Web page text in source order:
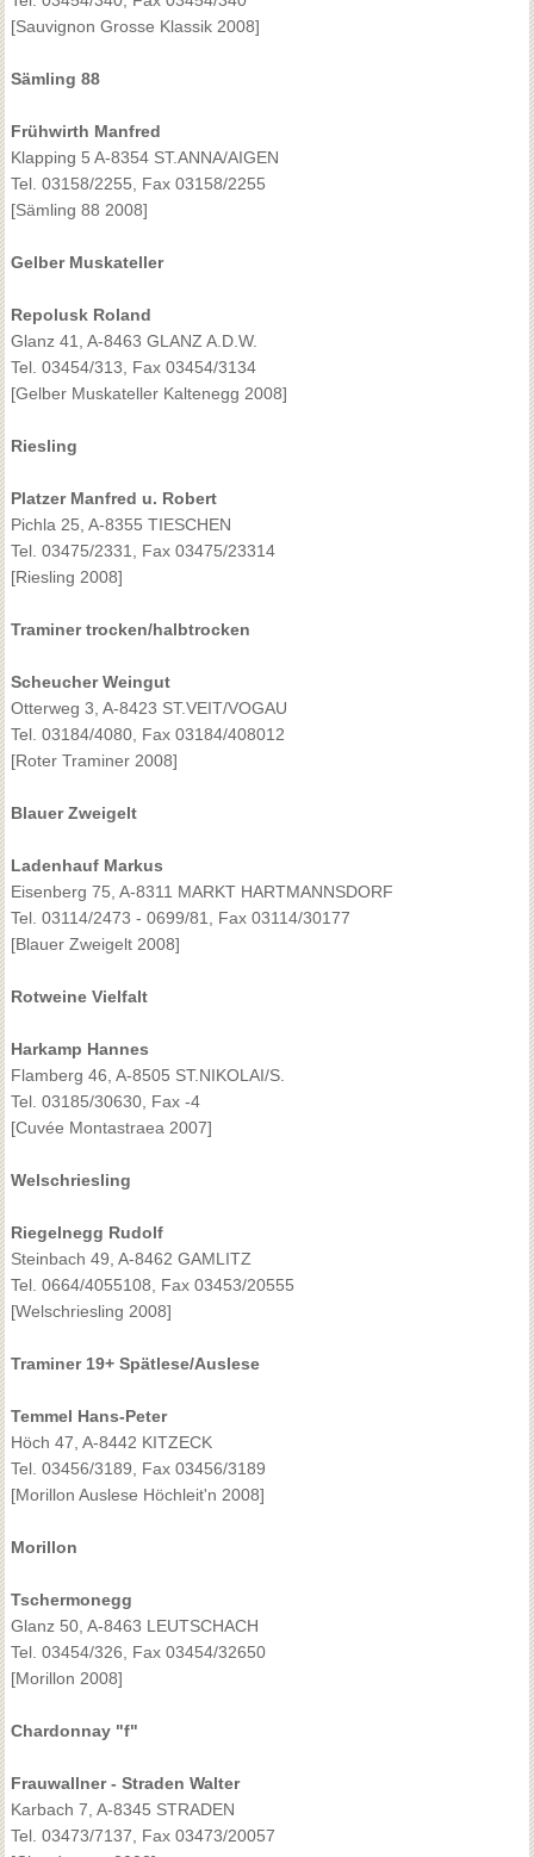
[Sauvignon Grosse Klassik 2008]
Sämling 88
Frühwirth Manfred
Klapping 5 A-8354 ST.ANNA/AIGEN
Tel. 03158/2255, Fax 03158/2255
[Sämling 88 2008]
Gelber Muskateller
Repolusk Roland
Glanz 41, A-8463 GLANZ A.D.W.
Tel. 03454/313, Fax 03454/3134
[Gelber Muskateller Kaltenegg 2008]
Riesling
Platzer Manfred u. Robert
Pichla 25, A-8355 TIESCHEN
Tel. 03475/2331, Fax 03475/23314
[Riesling 2008]
Traminer trocken/halbtrocken
Scheucher Weingut
Otterweg 3, A-8423 ST.VEIT/VOGAU
Tel. 03184/4080, Fax 03184/408012
[Roter Traminer 2008]
Blauer Zweigelt
Ladenhauf Markus
Eisenberg 75, A-8311 MARKT HARTMANNSDORF
Tel. 03114/2473 - 0699/81, Fax 03114/30177
[Blauer Zweigelt 2008]
Rotweine Vielfalt
Harkamp Hannes
Flamberg 46, A-8505 ST.NIKOLAI/S.
Tel. 03185/30630, Fax -4
[Cuvée Montastraea 2007]
Welschriesling
Riegelnegg Rudolf
Steinbach 49, A-8462 GAMLITZ
Tel. 0664/4055108, Fax 03453/20555
[Welschriesling 2008]
Traminer 19+ Spätlese/Auslese
Temmel Hans-Peter
Höch 47, A-8442 KITZECK
Tel. 03456/3189, Fax 03456/3189
[Morillon Auslese Höchleit'n 2008]
Morillon
Tschermonegg
Glanz 50, A-8463 LEUTSCHACH
Tel. 03454/326, Fax 03454/32650
[Morillon 2008]
Chardonnay "f"
Frauwallner - Straden Walter
Karbach 7, A-8345 STRADEN
Tel. 03473/7137, Fax 03473/20057